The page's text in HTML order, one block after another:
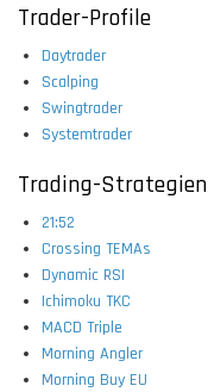
Trader-Profile
Daytrader
Scalping
Swingtrader
Systemtrader
Trading-Strategien
21:52
Crossing TEMAs
Dynamic RSI
Ichimoku TKC
MACD Triple
Morning Angler
Morning Buy EU